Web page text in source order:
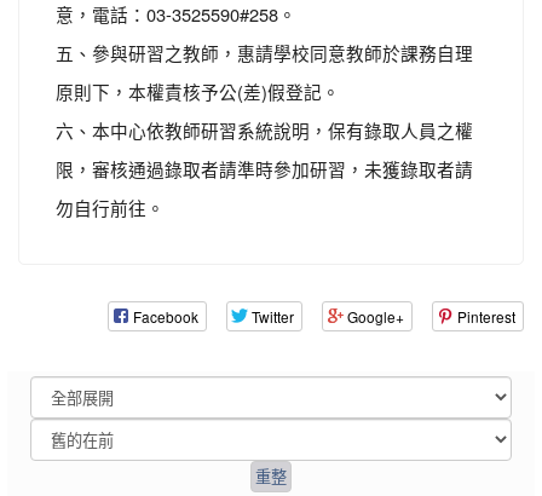
意，電話：03-3525590#258。
五、參與研習之教師，惠請學校同意教師於課務自理
原則下，本權責核予公(差)假登記。
六、本中心依教師研習系統說明，保有錄取人員之權
限，審核通過錄取者請準時參加研習，未獲錄取者請
勿自行前往。
Facebook Twitter Google+ Pinterest